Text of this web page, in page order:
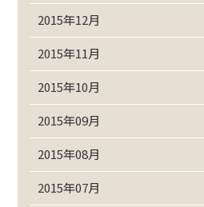
2015年12月
2015年11月
2015年10月
2015年09月
2015年08月
2015年07月